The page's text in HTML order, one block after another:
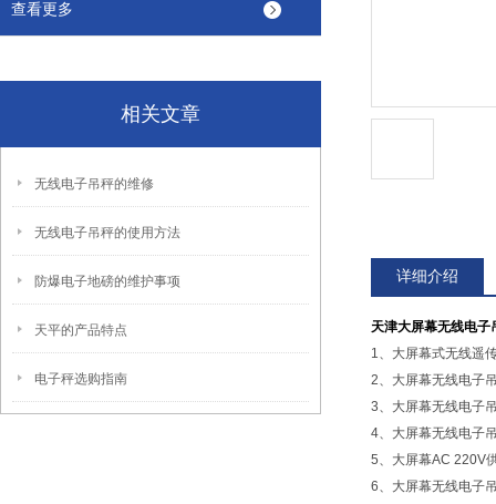
查看更多
相关文章
无线电子吊秤的维修
无线电子吊秤的使用方法
防爆电子地磅的维护事项
天平的产品特点
电子秤选购指南
详细介绍
天津大屏幕无线电子
1、大屏幕式无线遥
2、大屏幕无线电子
3、大屏幕无线电子
4、大屏幕无线电子
5、大屏幕AC 220V
6、大屏幕无线电子